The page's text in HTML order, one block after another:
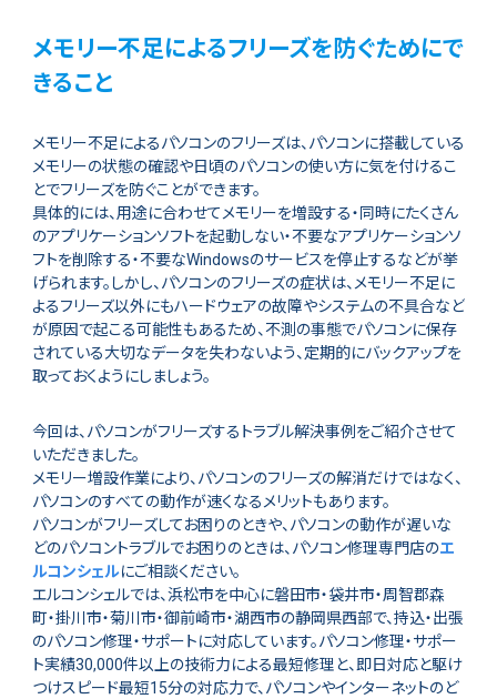
メモリー不足によるフリーズを防ぐためにで
きること
メモリー不足によるパソコンのフリーズは、パソコンに搭載している
メモリーの状態の確認や日頃のパソコンの使い方に気を付けるこ
とでフリーズを防ぐことができます。
具体的には、用途に合わせてメモリーを増設する・同時にたくさん
のアプリケーションソフトを起動しない・不要なアプリケーションソ
フトを削除する・不要なWindowsのサービスを停止するなどが挙
げられます。しかし、パソコンのフリーズの症状は、メモリー不足に
よるフリーズ以外にもハードウェアの故障やシステムの不具合など
が原因で起こる可能性もあるため、不測の事態でパソコンに保存
されている大切なデータを失わないよう、定期的にバックアップを
取っておくようにしましょう。
今回は、パソコンがフリーズするトラブル解決事例をご紹介させて
いただきました。
メモリー増設作業により、パソコンのフリーズの解消だけではなく、
パソコンのすべての動作が速くなるメリットもあります。
パソコンがフリーズしてお困りのときや、パソコンの動作が遅いな
どのパソコントラブルでお困りのときは、パソコン修理専門店のエ
ルコンシェルにご相談ください。
エルコンシェルでは、浜松市を中心に磐田市・袋井市・周智郡森
町・掛川市・菊川市・御前崎市・湖西市の静岡県西部で、持込・出張
のパソコン修理・サポートに対応しています。パソコン修理・サポー
ト実績30,000件以上の技術力による最短修理と、即日対応と駆け
つけスピード最短15分の対応力で、パソコンやインターネットのど